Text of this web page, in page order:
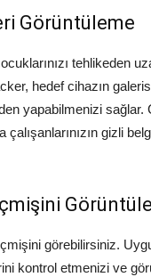
Görüntüleme
tehlikeden
hedef cihazın
yapabilmenizi sağlar.
çalışanlarınızın gizli
görebilirsiniz.
kontrol etmenizi ve